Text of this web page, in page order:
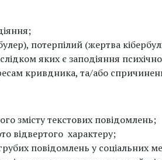
потерпілий (жертва
яких є заподіяння
кривдника, та/або
змісту текстових повідомлень;
відвертого характеру;
повідомлень у соціальних